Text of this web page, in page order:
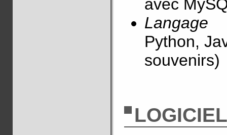
avec
Langage
Python,
souvenirs)